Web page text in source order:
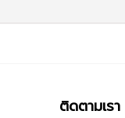
ติดตามเรา